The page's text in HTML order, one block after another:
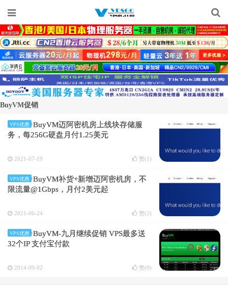
BuyVM促销
VPS优惠
BuyVM迈阿密机房上线块存储服
务，每256G硬盘月付1.25美元
2021-07-19 赞(1 )
VPS优惠
BuyVM补货+新增迈阿密机房，不
限流量@1Gbps，月付2美元起
2021-06-24 赞(2)
VPS优惠
BuyVM-九月继续促销 VPS最多送
32个IP 支付宝付款
2014-09-02 赞(0)